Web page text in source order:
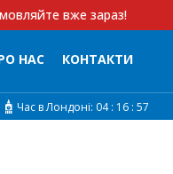
вже зараз!
НАС КОНТАКТИ
Час в Лондоні: 04 : 16 : 57